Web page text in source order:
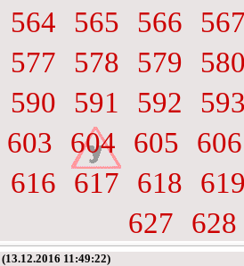
564 565 566
577 578 579
590 591 592
603 604 605
606
616 617 618
627
628
(13.12.2016 11:49:22)